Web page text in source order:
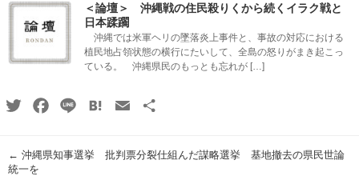
＜論壇＞ 沖縄戦の住民殺りくから続くイラク戦と
日本蹂躙
沖縄では米軍ヘリの墜落炎上事件と、事故の対応における
植民地占領状態の横行にたいして、全島の怒りがまき起こっ
ている。 沖縄県民のもっとも忘れが […]
TwitterFacebook
Line HatenaEmail
← 沖縄県知事選挙 批判票分裂仕組んだ謀略選挙 基地撤去の県民世論
統一を